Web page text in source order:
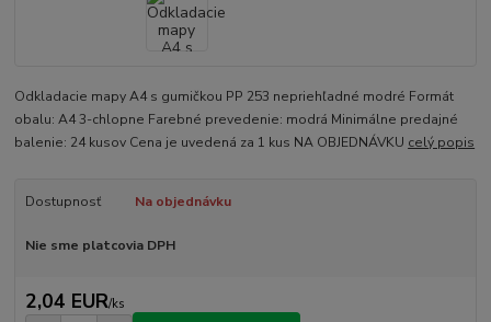
Odkladacie mapy A4 s gumičkou PP 253 nepriehľadné modré Formát
obalu: A4 3-chlopne Farebné prevedenie: modrá Minimálne predajné
balenie: 24 kusov Cena je uvedená za 1 kus NA OBJEDNÁVKU celý popis
Dostupnosť Na objednávku
Nie sme platcovia DPH
2,04 EUR/ks